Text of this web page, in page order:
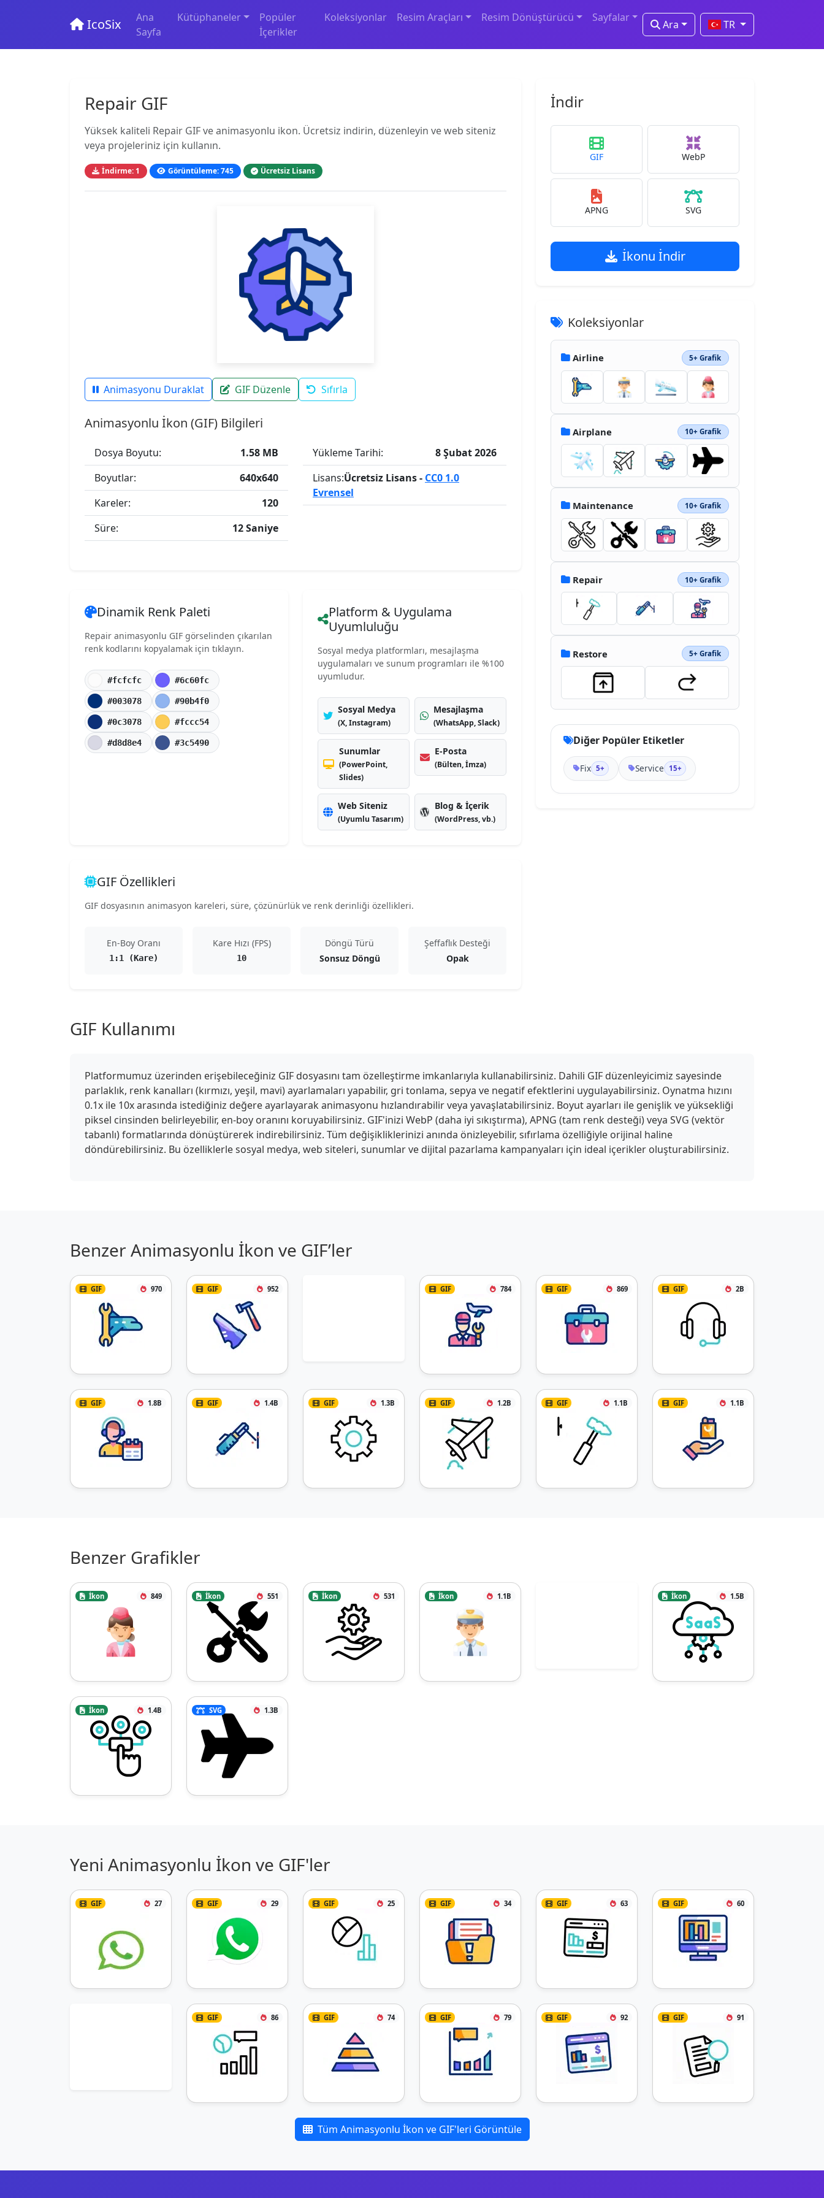
IcoSix
Ana
Sayfa
Kütüphaneler
Popüler
İçerikler
Koleksiyonlar Resim Araçları Resim Dönüştürücü Sayfalar
Ara TR
Repair GIF
Yüksek kaliteli Repair GIF ve animasyonlu ikon. Ücretsiz indirin, düzenleyin ve web siteniz
veya projeleriniz için kullanın.
İndirme: 1 Görüntüleme: 745 Ücretsiz Lisans
Animasyonu Duraklat GIF Düzenle Sıfırla
Animasyonlu İkon (GIF) Bilgileri
Dosya Boyutu:
1.58 MB
Boyutlar:
640x640
Kareler:
120
Süre:
12 Saniye
Yükleme Tarihi:
8 Şubat 2026
Lisans:Ücretsiz Lisans - CC0 1.0
Evrensel
Dinamik Renk Paleti
Repair animasyonlu GIF görselinden çıkarılan
renk kodlarını kopyalamak için tıklayın.
#fcfcfc #6c60fc
#003078 #90b4f0
#0c3078 #fccc54
#d8d8e4 #3c5490
Platform & Uygulama
Uyumluluğu
Sosyal medya platformları, mesajlaşma
uygulamaları ve sunum programları ile %100
uyumludur.
Sosyal Medya
(X, Instagram)
Mesajlaşma
(WhatsApp, Slack)
Sunumlar
(PowerPoint,
Slides)
E-Posta
(Bülten, İmza)
Web Siteniz
(Uyumlu Tasarım)
Blog & İçerik
(WordPress, vb.)
GIF Özellikleri
GIF dosyasının animasyon kareleri, süre, çözünürlük ve renk derinliği özellikleri.
En-Boy Oranı
1:1 (Kare)
Kare Hızı (FPS)
10
Döngü Türü
Sonsuz Döngü
Şeffaflık Desteği
Opak
İndir
GIF WebP
APNG SVG
İkonu İndir
Koleksiyonlar
Airline 5+ Grafik
Airplane 10+ Grafik
Maintenance 10+ Grafik
Repair 10+ Grafik
Restore 5+ Grafik
Diğer Popüler Etiketler
Fix 5+ Service 15+
GIF Kullanımı
Platformumuz üzerinden erişebileceğiniz GIF dosyasını tam özelleştirme imkanlarıyla kullanabilirsiniz. Dahili GIF düzenleyicimiz sayesinde
parlaklık, renk kanalları (kırmızı, yeşil, mavi) ayarlamaları yapabilir, gri tonlama, sepya ve negatif efektlerini uygulayabilirsiniz. Oynatma hızını
0.1x ile 10x arasında istediğiniz değere ayarlayarak animasyonu hızlandırabilir veya yavaşlatabilirsiniz. Boyut ayarları ile genişlik ve yüksekliği
piksel cinsinden belirleyebilir, en-boy oranını koruyabilirsiniz. GIF'inizi WebP (daha iyi sıkıştırma), APNG (tam renk desteği) veya SVG (vektör
tabanlı) formatlarında dönüştürerek indirebilirsiniz. Tüm değişikliklerinizi anında önizleyebilir, sıfırlama özelliğiyle orijinal haline
döndürebilirsiniz. Bu özelliklerle sosyal medya, web siteleri, sunumlar ve dijital pazarlama kampanyaları için ideal içerikler oluşturabilirsiniz.
Benzer Animasyonlu İkon ve GIF’ler
GIF 970 GIF 952 GIF 784 GIF 869 GIF 2B
GIF 1.8B GIF 1.4B GIF 1.3B GIF 1.2B GIF 1.1B GIF 1.1B
Benzer Grafikler
İkon 849 İkon 551 İkon 531 İkon 1.1B İkon 1.5B
İkon 1.4B SVG 1.3B
Yeni Animasyonlu İkon ve GIF'ler
GIF 27 GIF 29 GIF 25 GIF 34 GIF 63 GIF 60
GIF 86 GIF 74 GIF 79 GIF 92 GIF 91
Tüm Animasyonlu İkon ve GIF'leri Görüntüle